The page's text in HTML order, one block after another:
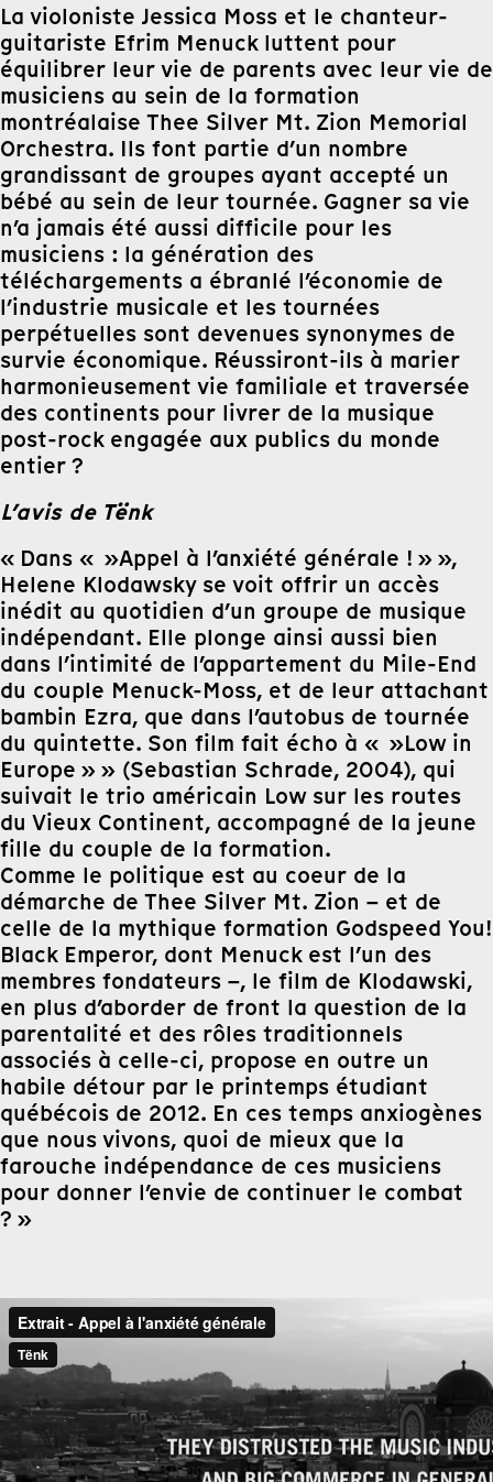
La violoniste Jessica Moss et le chanteur-
guitariste Efrim Menuck luttent pour
équilibrer leur vie de parents avec leur vie de
musiciens au sein de la formation
montréalaise Thee Silver Mt. Zion Memorial
Orchestra. Ils font partie d’un nombre
grandissant de groupes ayant accepté un
bébé au sein de leur tournée. Gagner sa vie
n’a jamais été aussi difficile pour les
musiciens : la génération des
téléchargements a ébranlé l’économie de
l’industrie musicale et les tournées
perpétuelles sont devenues synonymes de
survie économique. Réussiront-ils à marier
harmonieusement vie familiale et traversée
des continents pour livrer de la musique
post-rock engagée aux publics du monde
entier ?
L’avis de Tënk
« Dans « »Appel à l’anxiété générale ! » »,
Helene Klodawsky se voit offrir un accès
inédit au quotidien d’un groupe de musique
indépendant. Elle plonge ainsi aussi bien
dans l’intimité de l’appartement du Mile-End
du couple Menuck-Moss, et de leur attachant
bambin Ezra, que dans l’autobus de tournée
du quintette. Son film fait écho à « »Low in
Europe » » (Sebastian Schrade, 2004), qui
suivait le trio américain Low sur les routes
du Vieux Continent, accompagné de la jeune
fille du couple de la formation.
Comme le politique est au coeur de la
démarche de Thee Silver Mt. Zion – et de
celle de la mythique formation Godspeed You!
Black Emperor, dont Menuck est l’un des
membres fondateurs –, le film de Klodawski,
en plus d’aborder de front la question de la
parentalité et des rôles traditionnels
associés à celle-ci, propose en outre un
habile détour par le printemps étudiant
québécois de 2012. En ces temps anxiogènes
que nous vivons, quoi de mieux que la
farouche indépendance de ces musiciens
pour donner l’envie de continuer le combat
? »